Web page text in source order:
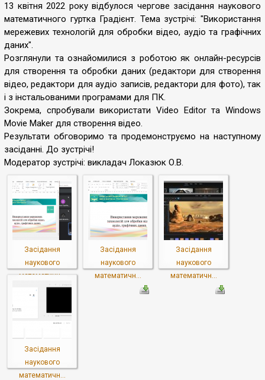
13 квітня 2022 року відбулося чергове засідання наукового
математичного гуртка Градієнт. Тема зустрічі: "Використання
мережевих технологій для обробки відео, аудіо та графічних
даних".
Розглянули та ознайомилися з роботою як онлайн-ресурсів
для створення та обробки даних (редактори для створення
відео, редактори для аудіо записів, редактори для фото), так
і з інстальованими програмами для ПК.
Зокрема, спробували використати Video Editor та Windows
Movie Maker для створення відео.
Результати обговоримо та продемонструємо на наступному
засіданні. До зустрічі!
Модератор зустрічі: викладач Локазюк О.В.
Засідання
наукового
математичн...
Засідання
наукового
математичн...
Засідання
наукового
математичн...
Засідання
наукового
математичн...